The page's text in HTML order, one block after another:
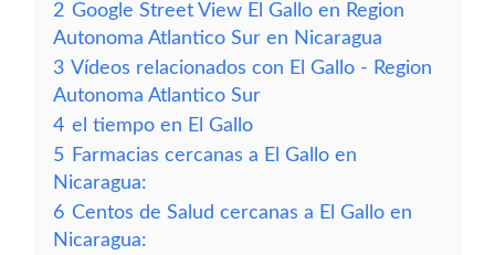
2 Google Street View El Gallo en Region
Autonoma Atlantico Sur en Nicaragua
3 Vídeos relacionados con El Gallo - Region
Autonoma Atlantico Sur
4 el tiempo en El Gallo
5 Farmacias cercanas a El Gallo en
Nicaragua:
6 Centos de Salud cercanas a El Gallo en
Nicaragua: